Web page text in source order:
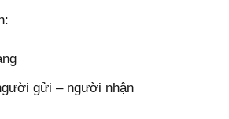
gửi – người nhận